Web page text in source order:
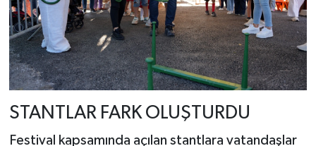
STANTLAR FARK OLUŞTURDU
Festival kapsamında açılan stantlara vatandaşlar